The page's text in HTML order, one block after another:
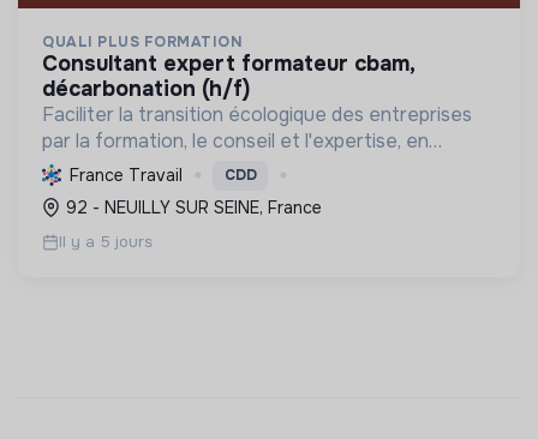
QUALI PLUS FORMATION
consultant expert formateur cbam,
décarbonation (h/f)
Faciliter la transition écologique des entreprises
par la formation, le conseil et l'expertise, en
décarbonant l'industrie et en assurant la
conformité réglementaire.
France Travail CDD
92 - NEUILLY SUR SEINE, France
Il y a 5 jours